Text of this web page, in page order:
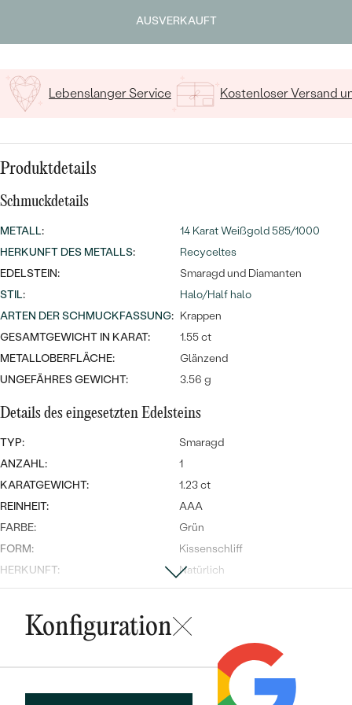
Meistverkaufte
Eheringe
NACH MATERIAL
PLATIN
SILBER
Wave Kollektion
EDELSTEINSCHMUCK
DIAMANTEN
NACH STYL
PERSONALISIERT
SYMBOLISCH
NACH ANLASS
NACH DER FARBE
NACH DER FORM
DIAMANTEN
Meistverkaufte
Ohrrinnge
ANSEHEN
Personalisierte
Halsketten
Meistverkaufte
Ringe
AUSVERKAUFT
Lebenslanger Service Kostenloser Versand
Produktdetails
Schmuckdetails
METALL:
14 Karat Weißgold 585/1000
HERKUNFT DES METALLS:
Recyceltes
EDELSTEIN:
Smaragd und Diamanten
STIL:
Halo/Half halo
ARTEN DER SCHMUCKFASSUNG: Krappen
GESAMTGEWICHT IN KARAT:
1.55 ct
METALLOBERFLÄCHE:
Glänzend
UNGEFÄHRES GEWICHT:
3.56 g
Details des eingesetzten Edelsteins
TYP:
Smaragd
ANZAHL:
1
KARATGEWICHT:
1.23 ct
REINHEIT:
AAA
FARBE:
Grün
FORM:
Kissenschliff
HERKUNFT:
Natürlich
Diamant
REINHEIT:
SI1
Konfiguration